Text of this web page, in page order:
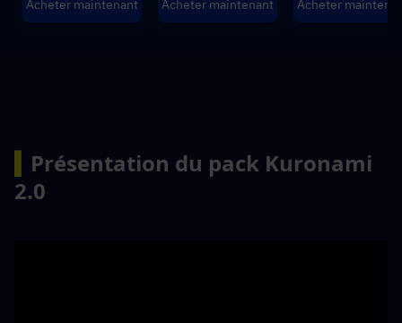
Acheter maintenant Acheter maintenant Acheter
Présentation du pack Kuronami
2.0